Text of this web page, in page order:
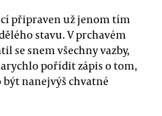
připraven už jenom tím
stavu. V prchavém
se snem všechny vazby,
pořídit zápis o tom,
nanejvýš chvatné